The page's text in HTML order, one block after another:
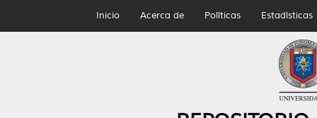
Inicio Acerca de Políticas Estadísticas